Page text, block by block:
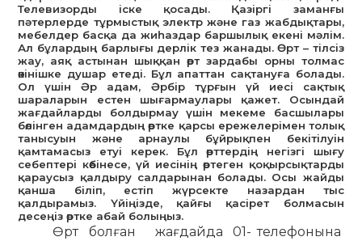
Телевизорды іске қосады. Қазіргі заманғы
пәтерлерде тұрмыстық электр және газ жабдықтары,
мебелдер басқа да жиһаздар баршылық екені мәлім.
Ал бұлардың барлығы дерлік тез жанады. Өрт – тілсіз
жау, аяқ астынан шыққан өрт зардабы орны толмас
өкінішке душар етеді. Бұл апаттан сақтануға болады.
Ол үшін Әр адам, Әрбір тұрғын үй иесі сақтық
шараларын естен шығармаулары қажет. Осындай
жағдайларды болдырмау үшін мекеме басшылары
бөлінген адамдардың өртке қарсы ережелерімен толық
танысуын және арнаулы бұйрықпен бекітілуін
қамтамасыз етуі керек. Бұл өрттердің негізгі шығу
себептері көбінесе, үй иесінің өртеген қоқырсықтарды
қараусыз қалдыру салдарынан болады. Осы жайды
қанша біліп, естіп жүрсекте назардан тыс
қалдырамыз. Үйіңізде, қайғы қасірет болмасын
десеңіз өртке абай болыңыз.
Өрт болған жағдайда 01- телефонына